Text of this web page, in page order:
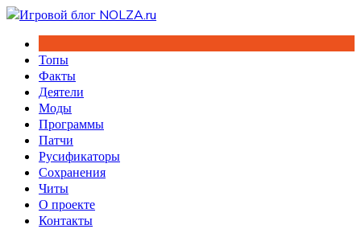
Перейти
содержимому
Топы
Факты
Деятели
Моды
Программы
Патчи
Русификаторы
Сохранения
Читы
О проекте
Контакты